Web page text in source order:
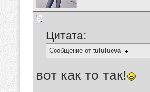
Цитата:
Сообщение от tululueva
вот как то так!